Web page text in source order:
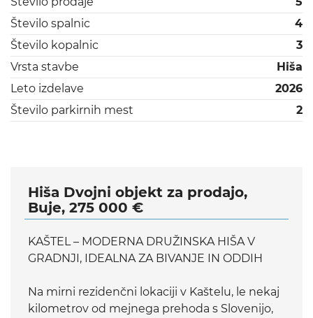
Število spalnic
4
Število kopalnic
3
Vrsta stavbe
Hiša
Leto izdelave
2026
Število parkirnih mest
2
Hiša Dvojni objekt za prodajo,
Buje, 275 000 €
KAŠTEL – MODERNA DRUŽINSKA HIŠA V
GRADNJI, IDEALNA ZA BIVANJE IN ODDIH
Na mirni rezidenčni lokaciji v Kaštelu, le nekaj
kilometrov od mejnega prehoda s Slovenijo,